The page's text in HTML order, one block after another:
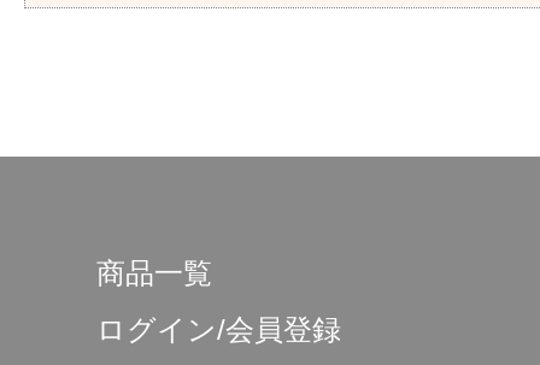
商品一覧
ログイン/会員登録